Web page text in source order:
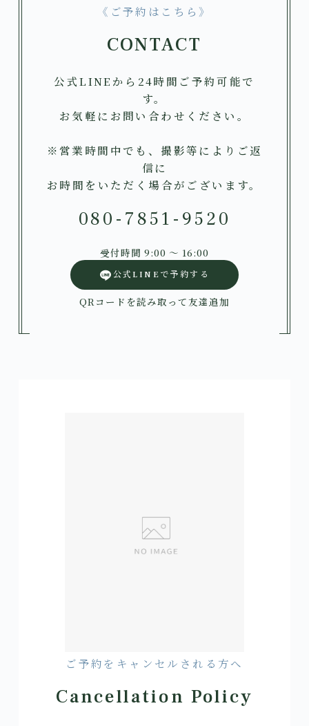
《ご予約はこちら》
CONTACT
公式LINEから24時間ご予約可能で
す。
お気軽にお問い合わせください。
※営業時間中でも、撮影等によりご返
信に
お時間をいただく場合がございます。
080-7851-9520
受付時間 9:00 〜 16:00
公式LINEで予約する
QRコードを読み取って友達追加
ご予約をキャンセルされる方へ
Cancellation Policy